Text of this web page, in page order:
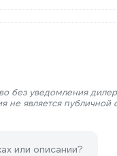
без уведомления
не является публичной
или описании?